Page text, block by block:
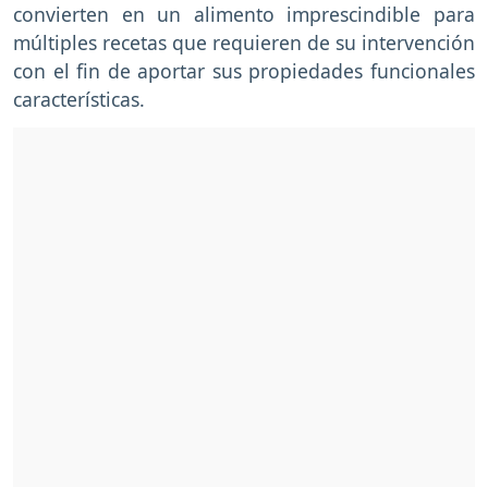
convierten en un alimento imprescindible para
múltiples recetas que requieren de su intervención
con el fin de aportar sus propiedades funcionales
características.